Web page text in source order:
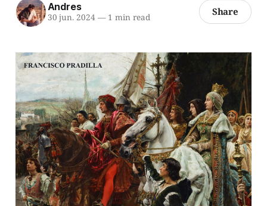
Andres
30 jun. 2024 —1 min read Share